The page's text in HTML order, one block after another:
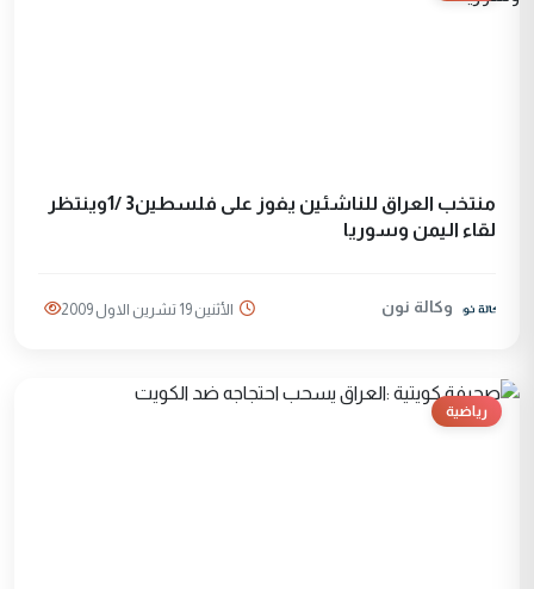
منتخب العراق للناشئين يفوز على فلسطين3 /1وينتظر
لقاء اليمن وسوريا
وكالة نون الأثنين 19 تشرين الاول 2009
رياضية